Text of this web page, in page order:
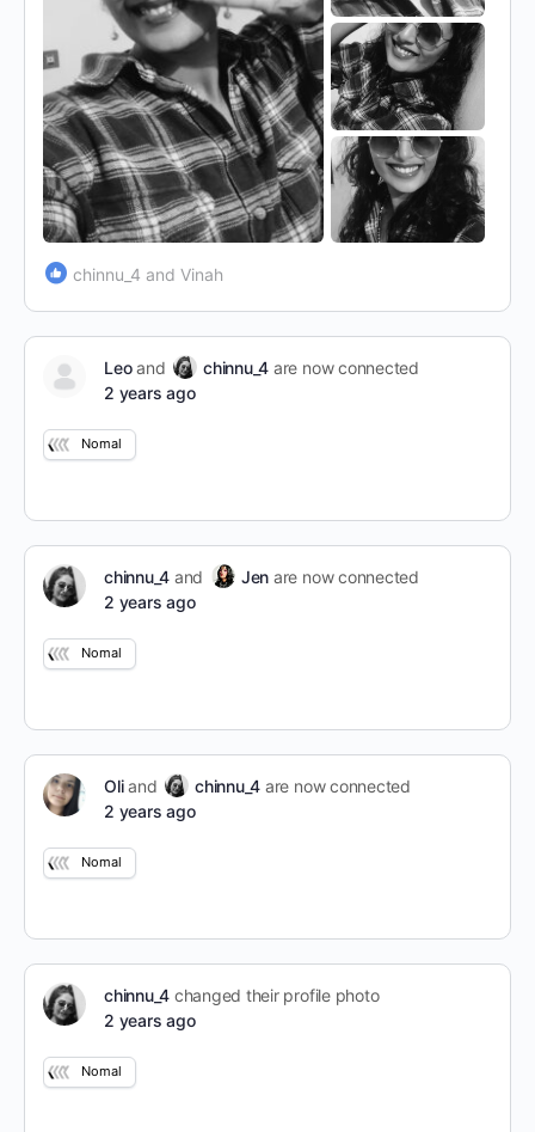
chinnu_4 and Vinah
Leoand chinnu_4 are now connected
2 years ago
Nomal
chinnu_4 and Jen are now connected
2 years ago
Nomal
Oliand chinnu_4 are now connected
2 years ago
Nomal
chinnu_4 changed their profile photo
2 years ago
Nomal